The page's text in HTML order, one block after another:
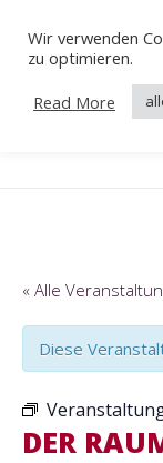
Inhalt
springen
« Alle
Diese
DER
Wir verwenden
zu optimieren.
Read More